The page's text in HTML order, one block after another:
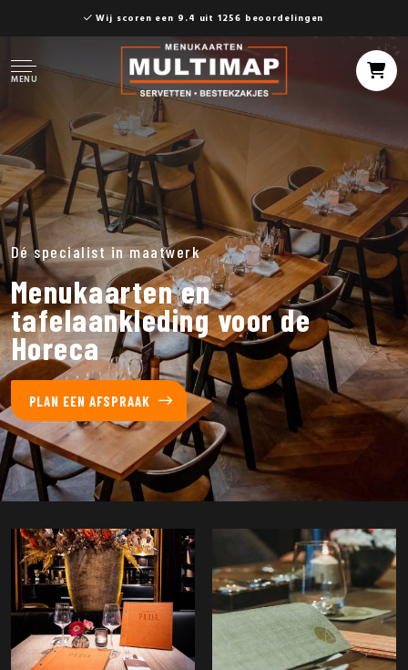
Wij scoren een 9.4 uit 1256 beoordelingen
MENU
Dé specialist in maatwerk
Menukaarten en
tafelaankleding voor de
Horeca
PLAN EEN AFSPRAAK